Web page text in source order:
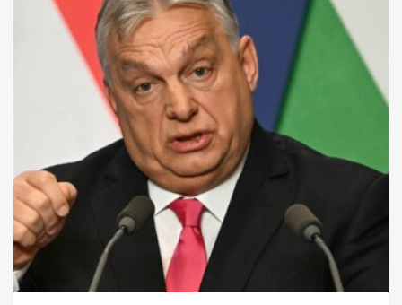
Orbán Viktor a BL-döntőn: A
Puskás Aréna kicsi - A hét...